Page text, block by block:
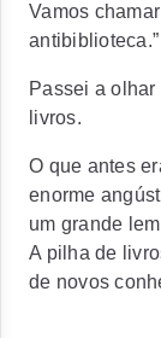
Vamos
antibiblioteca.”
Passei a
livros.
O que antes
enorme
um grande
A pilha de
de novos